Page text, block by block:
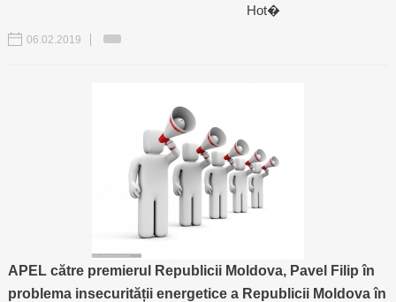
Buletin EU-STRAT
Transparența întreprinderilor de stat
Cele mai bune și cele mai proaste politici locale din
Democrația, independența și transparența instituțiilor
publice-cheie din Moldova
Achiziții publice
Hot�
06.02.2019
APEL către premierul Republicii Moldova, Pavel Filip în
problema insecurității energetice a Republicii Moldova în